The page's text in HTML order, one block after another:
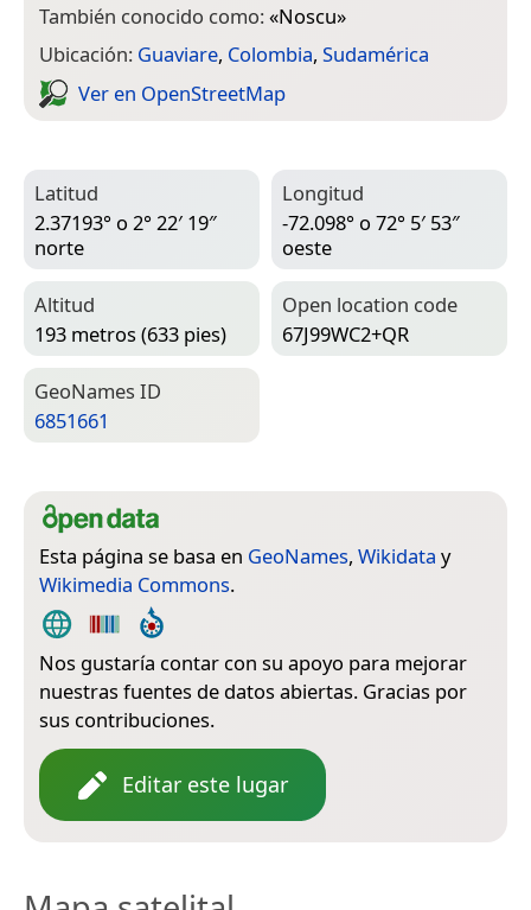
También conocido como:«Noscu»
Ubicación: Guaviare, Colombia, Sudamérica
Ver en Open­Street­Map
Latitud
2.37193° o 2° 22′ 19″
norte
Longitud
-72.098° o 72° 5′ 53″
oeste
Altitud
193 metros (633 pies)
Open location code
67J99WC2+QR
Geo­Names ID
6851661
Esta página se basa en GeoNames, Wikidata y
Wikimedia Commons.
Nos gustaría contar con su apoyo para mejorar
nuestras fuentes de datos abiertas. Gracias por
sus contribuciones.
Editar este lugar